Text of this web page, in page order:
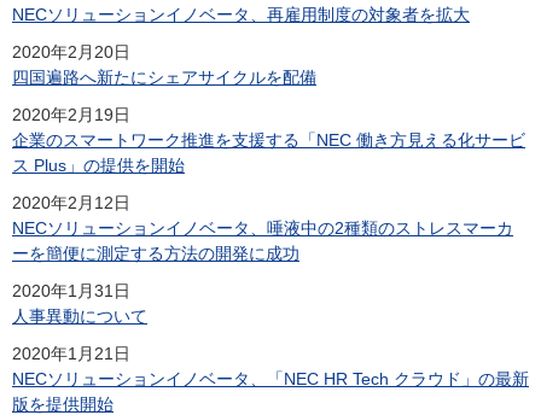
NECソリューションイノベータ、再雇用制度の対象者を拡大
2020年2月20日
四国遍路へ新たにシェアサイクルを配備
2020年2月19日
企業のスマートワーク推進を支援する「NEC 働き方見える化サービ
ス Plus」の提供を開始
2020年2月12日
NECソリューションイノベータ、唾液中の2種類のストレスマーカ
ーを簡便に測定する方法の開発に成功
2020年1月31日
人事異動について
2020年1月21日
NECソリューションイノベータ、「NEC HR Tech クラウド」の最新
版を提供開始